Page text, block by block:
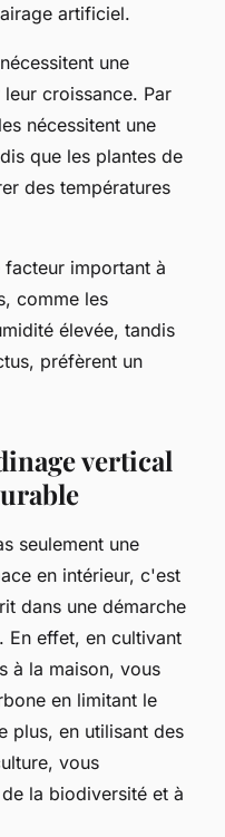
artificiel.
une
croissance. Par
nécessitent une
que les plantes de
des températures
important à
comme les
élevée, tandis
préfèrent un
vertical
seulement une
en intérieur, c'est
dans une démarche
. En effet, en cultivant
à la maison, vous
en limitant le
plus, en utilisant des
vous
la biodiversité et à